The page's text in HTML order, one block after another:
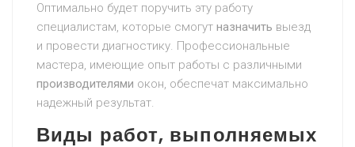
Оптимально будет поручить эту работу
специалистам, которые смогут назначить выезд
и провести диагностику. Профессиональные
мастера, имеющие опыт работы с различными
производителями окон, обеспечат максимально
надежный результат.
Виды работ, выполняемых